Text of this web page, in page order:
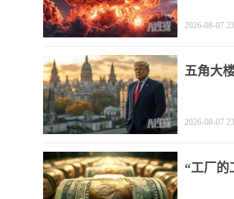
2026-08-07
五角大
2026-08-07
“工厂的